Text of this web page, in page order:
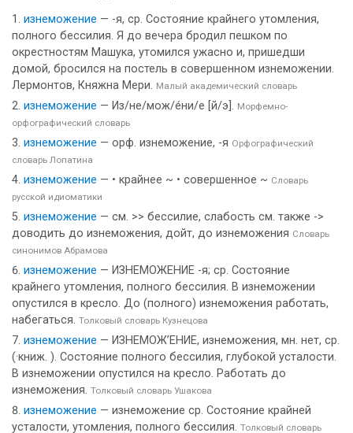
изнеможение — -я, ср. Состояние крайнего утомления,
полного бессилия. Я до вечера бродил пешком по
окрестностям Машука, утомился ужасно и, пришедши
домой, бросился на постель в совершенном изнеможении.
Лермонтов, Княжна Мери. Малый академический словарь
изнеможение — Из/не/мож/е́ни/е [й/э]. Морфемно-
орфографический словарь
изнеможение — орф. изнеможение, -я Орфографический
словарь Лопатина
изнеможение — • крайнее ~ • совершенное ~ Словарь
русской идиоматики
изнеможение — см. >> бессилие, слабость см. также ->
доводить до изнеможения, дойт, до изнеможения Словарь
синонимов Абрамова
изнеможение — ИЗНЕМОЖЕНИЕ -я; ср. Состояние
крайнего утомления, полного бессилия. В изнеможении
опустился в кресло. До (полного) изнеможения работать,
набегаться. Толковый словарь Кузнецова
изнеможение — ИЗНЕМОЖ’ЕНИЕ, изнеможения, мн. нет, ср.
(·книж. ). Состояние полного бессилия, глубокой усталости.
В изнеможении опустился на кресло. Работать до
изнеможения. Толковый словарь Ушакова
изнеможение — изнеможение ср. Состояние крайней
усталости, утомления, полного бессилия. Толковый словарь